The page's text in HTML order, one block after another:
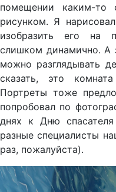
помещении каким-то
рисунком. Я
изобразить его на
слишком динамично. А
можно разглядывать
сказать, это комната
Портреты тоже
попробовал по
днях к Дню
разные специалисты
раз, пожалуйста).